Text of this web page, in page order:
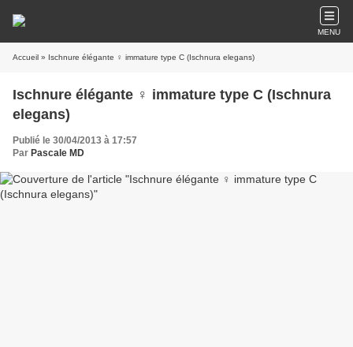
MENU
Accueil » Ischnure élégante ♀ immature type C (Ischnura elegans)
Ischnure élégante ♀ immature type C (Ischnura
elegans)
Publié le 30/04/2013 à 17:57
Par Pascale MD